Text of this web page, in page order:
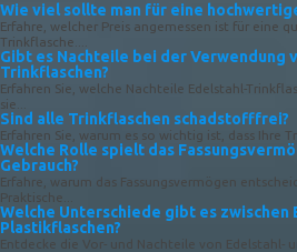
Wie viel sollte man für eine
Erfahre, welcher Preis angemessen ist für eine
Trinkflasche....
Gibt es Nachteile bei der Verwendung
Trinkflaschen?
Erfahren Sie, welche Nachteile Edelstahl-
sie...
Sind alle Trinkflaschen schadstofffrei?
Erfahren Sie, warum es so wichtig ist, dass Ihre
Welche Rolle spielt das
Gebrauch?
Erfahre, warum das Fassungsvermögen
Praktische...
Welche Unterschiede gibt es zwischen
Plastikflaschen?
Entdecke die Vor- und Nachteile von Edelstahl-